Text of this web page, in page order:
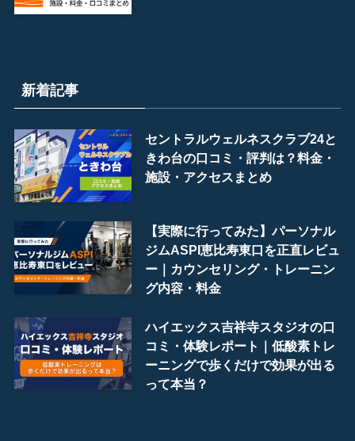
新着記事
セントラルウェルネスクラブ24と
きわ台の口コミ・評判は？料金・
施設・アクセスまとめ
【実際に行ってみた】パーソナル
ジムASPI恵比寿東口を正直レビュ
ー｜カウンセリング・トレーニン
グ内容・料金
ハイエックス吉祥寺スタジオの口
コミ・体験レポート｜低酸素トレ
ーニングで歩くだけで効果が出る
って本当？